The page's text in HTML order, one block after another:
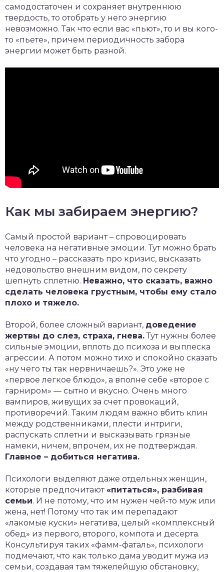
самодостаточен и сохраняет внутреннюю
твердость, то отобрать у него энергию
невозможно. Так что если вас «пьют», то и вы кого-
то «пьете», причем периодичность забора
энергии может быть разной.
Как мы забираем энергию?
Самый простой вариант – спровоцировать
человека на негативные эмоции. Тут можно брать
что угодно – рассказать про кризис, высказать
недовольство внешним видом, по секрету
шепнуть сплетню. Неважно, что сказать, важно
сделать человека грустным, чтобы ему стало
плохо и тяжело.
Второй, более сложный вариант, доведение
жертвы до слез, страха, гнева. Тут нужны более
сильные эмоции, вплоть до психоза и выплеска
агрессии. А потом можно тихо и спокойно сказать
«ну чего ты так нервничаешь?». Это уже не
«первое легкое блюдо», а вполне себе «второе с
гарниром» — сытно и вкусно. Очень много
вампиров, живущих за счет провокаций,
противоречий. Таким людям важно вбить клин
между родственниками, плести интриги,
распускать сплетни и высказывать грязные
намеки, ничем, впрочем, их не подтверждая.
Главное – добиться негатива.
Психологи выделяют даже отдельных женщин,
которые предпочитают«питаться», разбивая
семьи. И не потому, что им нужен чей-то муж или
жена, нет! Потому что так им перепадают
«лакомые куски» негатива, целый «комплексный
обед» из первого, второго, компота и десерта.
Консультируя таких «фамм-фаталь», психологи
подмечают, что как только дама уводит мужа из
семьи, создавая там тяжелейшую обстановку,